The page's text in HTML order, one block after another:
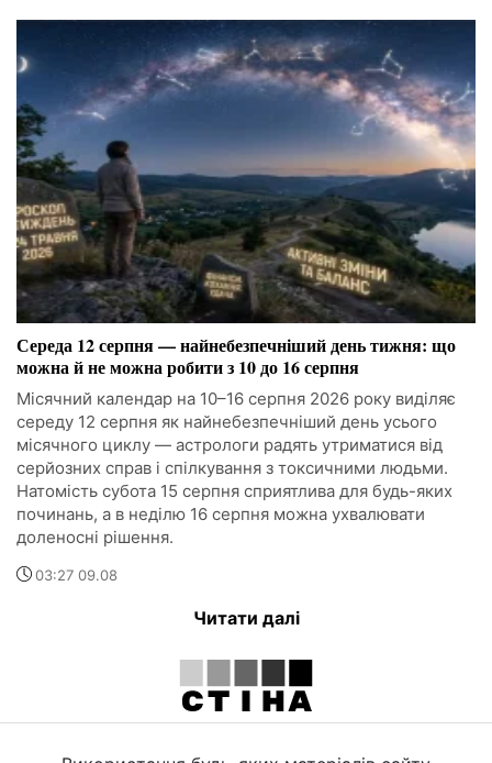
Середа 12 серпня — найнебезпечніший день тижня: що
можна й не можна робити з 10 до 16 серпня
Місячний календар на 10–16 серпня 2026 року виділяє
середу 12 серпня як найнебезпечніший день усього
місячного циклу — астрологи радять утриматися від
серйозних справ і спілкування з токсичними людьми.
Натомість субота 15 серпня сприятлива для будь-яких
починань, а в неділю 16 серпня можна ухвалювати
доленосні рішення.
03:27 09.08
Читати далі